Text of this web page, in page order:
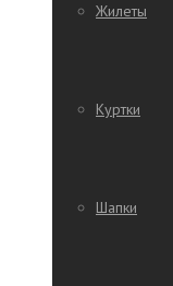
Жилеты
Куртки
Шапки